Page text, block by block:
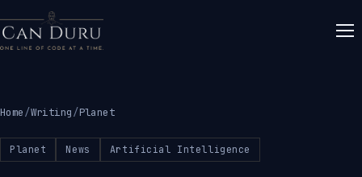
Home/Writing/Planet
Planet News Artificial Intelligence